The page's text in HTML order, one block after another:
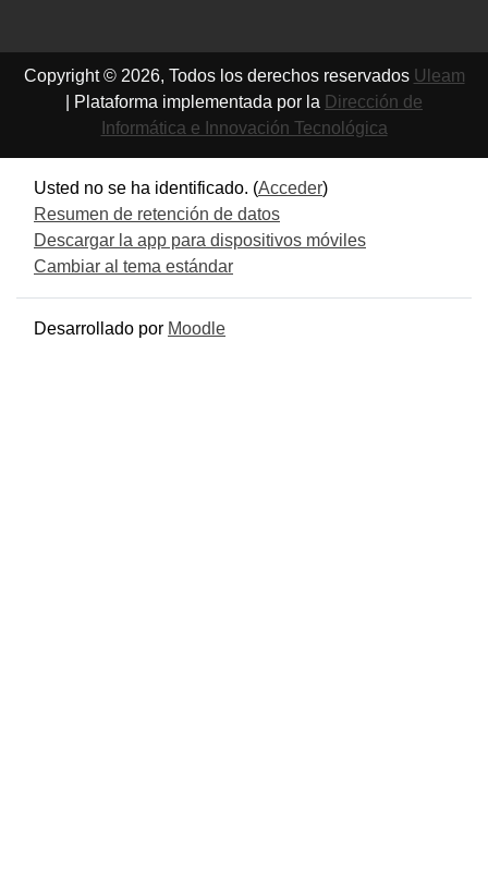
Copyright © 2026, Todos los derechos reservados Uleam
| Plataforma implementada por la Dirección de
Informática e Innovación Tecnológica
Usted no se ha identificado. (Acceder)
Resumen de retención de datos
Descargar la app para dispositivos móviles
Cambiar al tema estándar
Desarrollado por Moodle